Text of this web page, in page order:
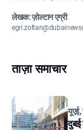
लेखक: ज़ोल्टान एग्री
ताज़ा समाचार
यूएई,